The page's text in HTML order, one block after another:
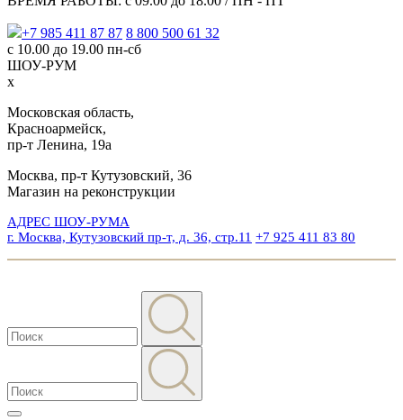
+7 985 411 87 87 8 800 500 61 32
с 10.00 до 19.00 пн-сб
ШОУ-РУМ
x
Московская область,
Красноармейск,
пр-т Ленина, 19а
Москва, пр-т Кутузовский, 36
Магазин на реконструкции
АДРЕС ШОУ-РУМА
г. Москва, Кутузовский пр-т, д. 36, стр.11 +7 925 411 83 80